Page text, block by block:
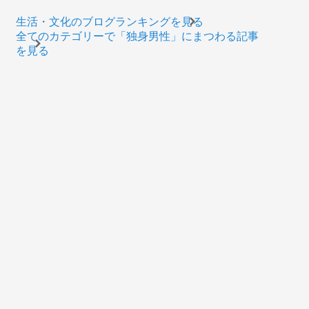
生活・文化のブログランキングを見る
全てのカテゴリーで「独身男性」にまつわる記事
を見る